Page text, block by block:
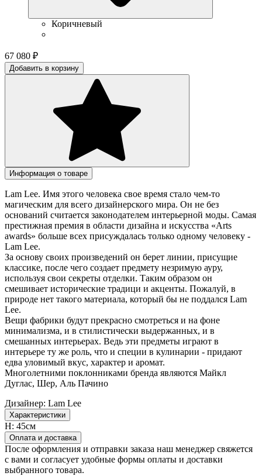
Коричневый
67 080 ₽
Добавить в корзину
Информация о товаре
Lam Lee. Имя этого человека свое время стало чем-то
магическим для всего дизайнерского мира. Он не без
оснований считается законодателем интерьерной моды. Самая
престижная премия в области дизайна и искусства «Arts
awards» больше всех присуждалась только одному человеку -
Lam Lee.
За основу своих произведений он берет линии, присущие
классике, после чего создает предмету незримую ауру,
используя свои секреты отделки. Таким образом он
смешивает исторические традици и акценты. Пожалуй, в
природе нет такого материала, который бы не поддался Lam
Lee.
Вещи фабрики будут прекрасно смотреться и на фоне
минимализма, и в стилистически выдержанных, и в
смешанных интерьерах. Ведь эти предметы играют в
интерьере ту же роль, что и специи в кулинарии - придают
едва уловимый вкус, характер и аромат.
Многолетними поклонниками бренда являются Майкл
Дуглас, Шер, Аль Пачино
Дизайнер: Lam Lee
Характеристики
H: 45см
Оплата и доставка
После оформления и отправки заказа наш менеджер свяжется
с вами и согласует удобные формы оплаты и доставки
выбранного товара.